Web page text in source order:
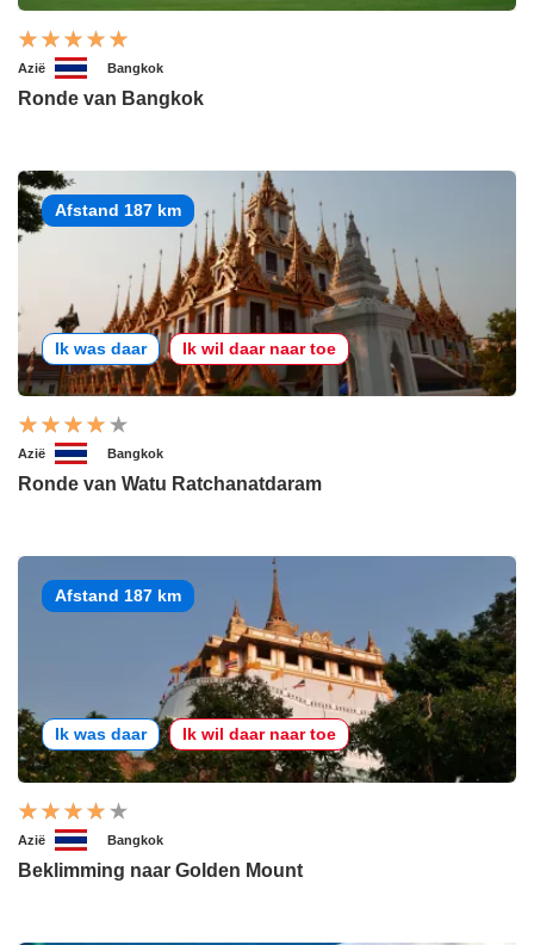
Azië Bangkok
Ronde van Bangkok
Afstand 187 km
Ik was daar Ik wil daar naar toe
Azië Bangkok
Ronde van Watu Ratchanatdaram
Afstand 187 km
Ik was daar Ik wil daar naar toe
Azië Bangkok
Beklimming naar Golden Mount